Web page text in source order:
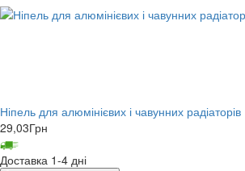
Ніпель для алюмінієвих і чавунних
29,03Грн
Доставка 1-4 дні